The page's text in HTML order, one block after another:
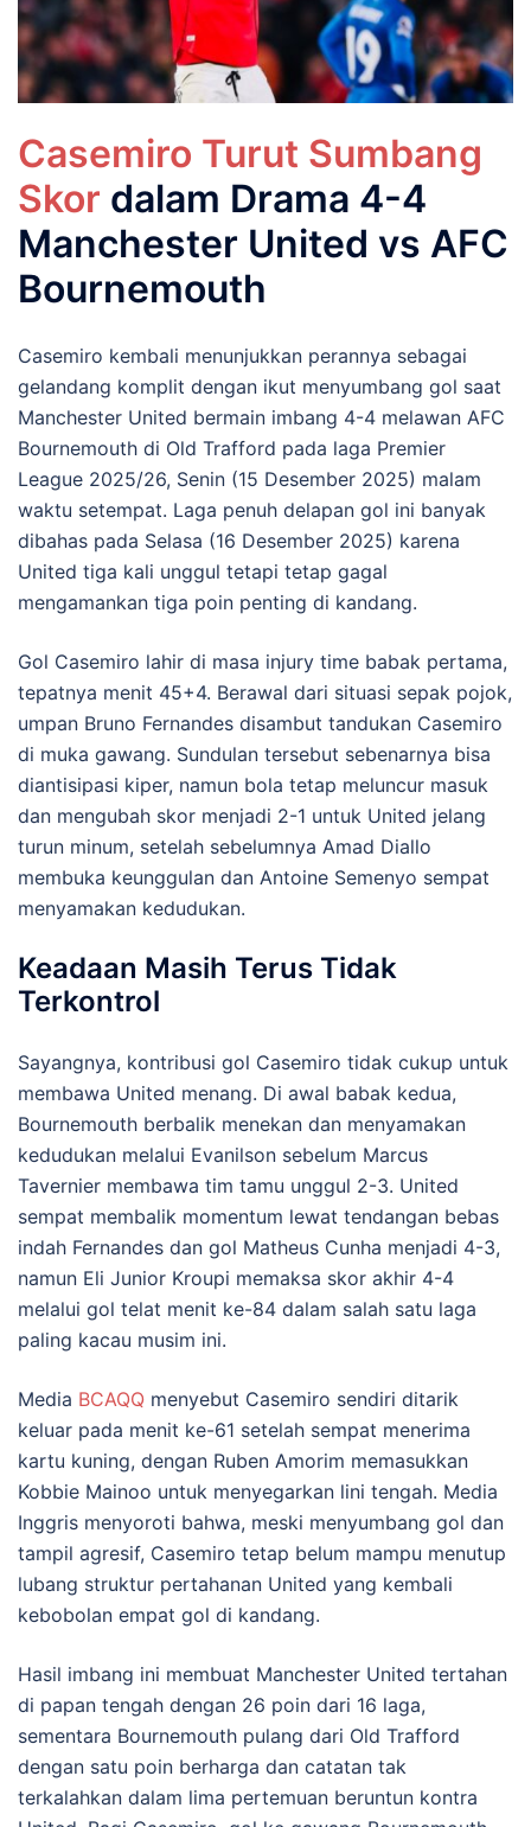
Casemiro Turut Sumbang
Skor dalam Drama 4-4
Manchester United vs AFC
Bournemouth
Casemiro kembali menunjukkan perannya sebagai
gelandang komplit dengan ikut menyumbang gol saat
Manchester United bermain imbang 4-4 melawan AFC
Bournemouth di Old Trafford pada laga Premier
League 2025/26, Senin (15 Desember 2025) malam
waktu setempat. Laga penuh delapan gol ini banyak
dibahas pada Selasa (16 Desember 2025) karena
United tiga kali unggul tetapi tetap gagal
mengamankan tiga poin penting di kandang.
Gol Casemiro lahir di masa injury time babak pertama,
tepatnya menit 45+4. Berawal dari situasi sepak pojok,
umpan Bruno Fernandes disambut tandukan Casemiro
di muka gawang. Sundulan tersebut sebenarnya bisa
diantisipasi kiper, namun bola tetap meluncur masuk
dan mengubah skor menjadi 2-1 untuk United jelang
turun minum, setelah sebelumnya Amad Diallo
membuka keunggulan dan Antoine Semenyo sempat
menyamakan kedudukan.
Keadaan Masih Terus Tidak
Terkontrol
Sayangnya, kontribusi gol Casemiro tidak cukup untuk
membawa United menang. Di awal babak kedua,
Bournemouth berbalik menekan dan menyamakan
kedudukan melalui Evanilson sebelum Marcus
Tavernier membawa tim tamu unggul 2-3. United
sempat membalik momentum lewat tendangan bebas
indah Fernandes dan gol Matheus Cunha menjadi 4-3,
namun Eli Junior Kroupi memaksa skor akhir 4-4
melalui gol telat menit ke-84 dalam salah satu laga
paling kacau musim ini.
Media BCAQQ menyebut Casemiro sendiri ditarik
keluar pada menit ke-61 setelah sempat menerima
kartu kuning, dengan Ruben Amorim memasukkan
Kobbie Mainoo untuk menyegarkan lini tengah. Media
Inggris menyoroti bahwa, meski menyumbang gol dan
tampil agresif, Casemiro tetap belum mampu menutup
lubang struktur pertahanan United yang kembali
kebobolan empat gol di kandang.
Hasil imbang ini membuat Manchester United tertahan
di papan tengah dengan 26 poin dari 16 laga,
sementara Bournemouth pulang dari Old Trafford
dengan satu poin berharga dan catatan tak
terkalahkan dalam lima pertemuan beruntun kontra